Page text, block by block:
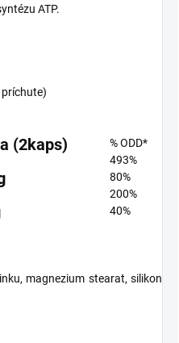
ATP.
(2kaps)
% ODD*
493%
80%
200%
40%
magnezium stearat, silikon